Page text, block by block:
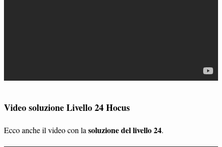
Video soluzione Livello 24 Hocus
Ecco anche il video con la soluzione del livello 24.